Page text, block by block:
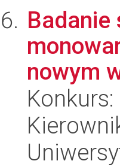
nowym
Konkurs: